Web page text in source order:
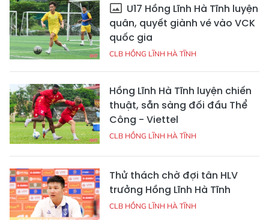
U17 Hồng Lĩnh Hà Tĩnh luyện
quân, quyết giành vé vào VCK
quốc gia
CLB HỒNG LĨNH HÀ TĨNH
Hồng Lĩnh Hà Tĩnh luyện chiến
thuật, sẵn sàng đối đầu Thể
Công - Viettel
CLB HỒNG LĨNH HÀ TĨNH
Thử thách chờ đợi tân HLV
trưởng Hồng Lĩnh Hà Tĩnh
CLB HỒNG LĨNH HÀ TĨNH